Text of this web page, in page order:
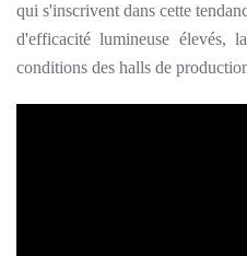
qui s'inscrivent dans cette
d'efficacité lumineuse élevés,
conditions des halls de